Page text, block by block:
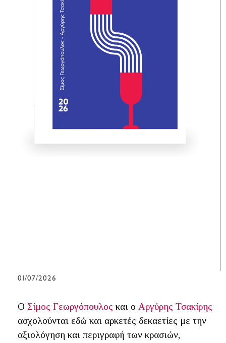
01/07/2026
Ο Σίμος Γεωργόπουλος και ο Αργύρης Τσακίρης
ασχολούνται εδώ και αρκετές δεκαετίες με την
αξιολόγηση και περιγραφή των κρασιών,